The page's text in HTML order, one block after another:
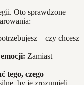
Oto sprawdzone
– czy chcesz
Zamiast
tego, czego